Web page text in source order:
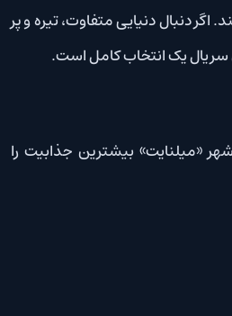
اگر دنبال دنیایی متفاوت، تیره و پر
سریال یک انتخاب کامل است.
«میلنایت» بیشترین جذابیت را